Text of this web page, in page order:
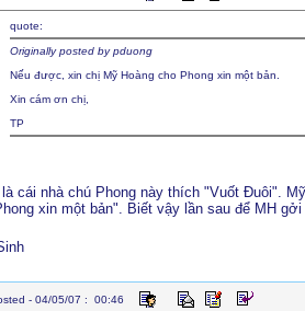
quote:
Originally posted by pduong
Nếu được, xin chị Mỹ Hoàng cho Phong xin một bản.
Xin cám ơn chị,
TP
cái nhà chú Phong này thích "Vuốt Đuôi".
xin một bản". Biết vậy lần sau để MH
- 04/05/07 : 00:46